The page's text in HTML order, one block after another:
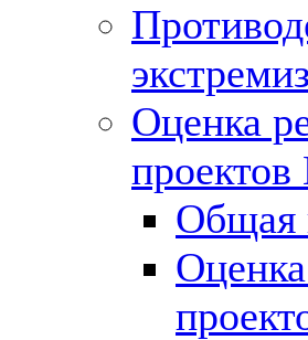
Оценка
Общая